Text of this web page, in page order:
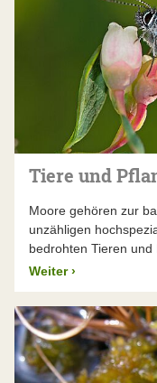
Tiere und
Moore gehören zur
unzähligen
bedrohten Tieren und
Weiter ›